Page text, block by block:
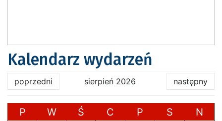
Kalendarz wydarzeń
poprzedni sierpień 2026 następny
P W Ś C P S N